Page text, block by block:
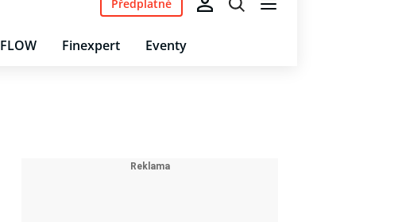
FLOW Finexpert Eventy
Předplatné